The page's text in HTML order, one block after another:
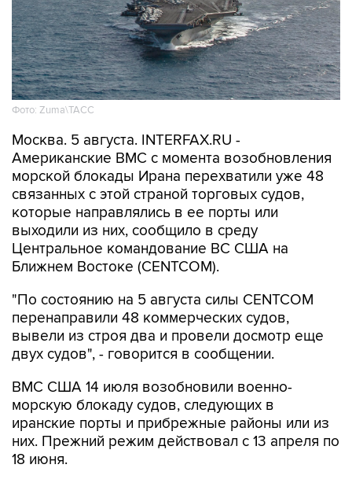
Фото: Zuma\ТАСС
Москва. 5 августа. INTERFAX.RU -
Американские ВМС с момента возобновления
морской блокады Ирана перехватили уже 48
связанных с этой страной торговых судов,
которые направлялись в ее порты или
выходили из них, сообщило в среду
Центральное командование ВС США на
Ближнем Востоке (CENTCOM).
"По состоянию на 5 августа силы CENTCOM
перенаправили 48 коммерческих судов,
вывели из строя два и провели досмотр еще
двух судов", - говорится в сообщении.
ВМС США 14 июля возобновили военно-
морскую блокаду судов, следующих в
иранские порты и прибрежные районы или из
них. Прежний режим действовал с 13 апреля по
18 июня.